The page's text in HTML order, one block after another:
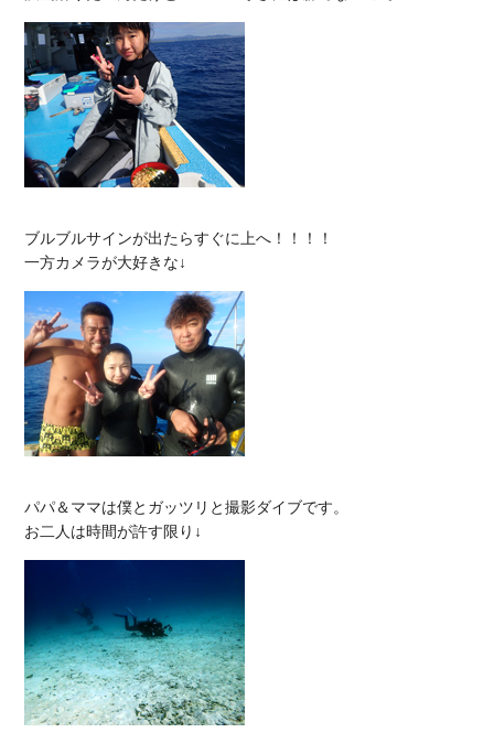
ブルブルサインが出たらすぐに上へ！！！！
パパ＆ママは僕とガッツリと撮影ダイブです。